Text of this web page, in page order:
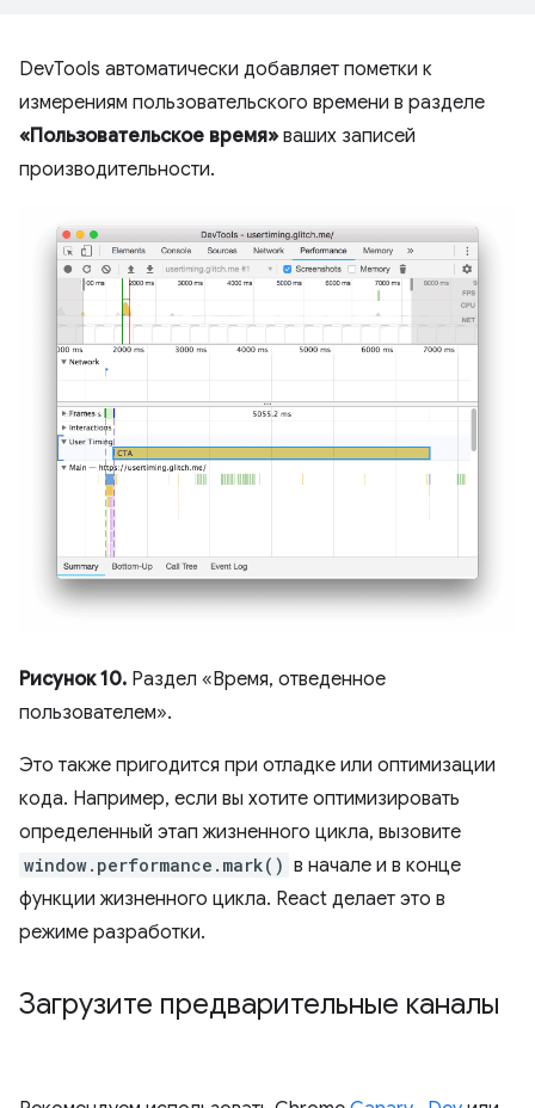
DevTools автоматически добавляет пометки к
измерениям пользовательского времени в разделе
«Пользовательское время» ваших записей
производительности.
Рисунок 10. Раздел «Время, отведенное
пользователем».
Это также пригодится при отладке или оптимизации
кода. Например, если вы хотите оптимизировать
определенный этап жизненного цикла, вызовите
window.performance.mark() в начале и в конце
функции жизненного цикла. React делает это в
режиме разработки.
Загрузите предварительные каналы